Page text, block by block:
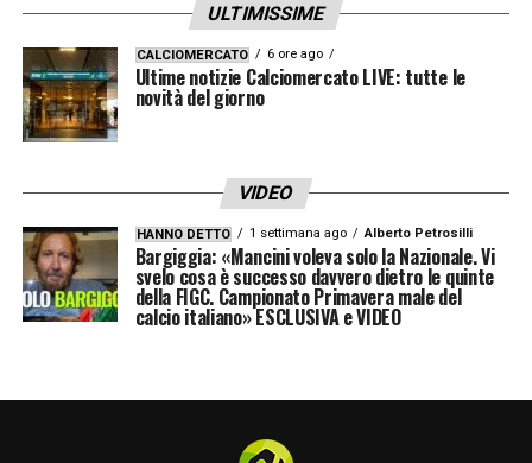
ULTIMISSIME
CALCIOMERCATO 6 ore ago
Ultime notizie Calciomercato LIVE: tutte le
novità del giorno
VIDEO
HANNO DETTO 1 settimana ago Alberto Petrosilli
Bargiggia: «Mancini voleva solo la Nazionale. Vi
svelo cosa è successo davvero dietro le quinte
della FIGC. Campionato Primavera male del
calcio italiano» ESCLUSIVA e VIDEO